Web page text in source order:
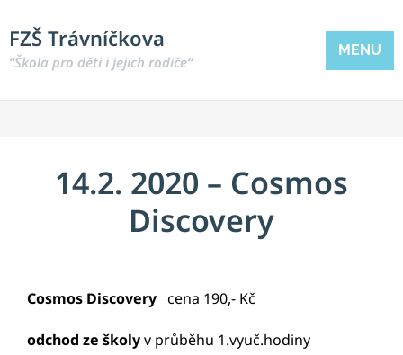
FZŠ Trávníčkova
“Škola pro děti i jejich rodiče“
MENU
14.2. 2020 – Cosmos
Discovery
Cosmos Discovery cena 190,- Kč
odchod ze školyv průběhu 1.vyuč.hodiny